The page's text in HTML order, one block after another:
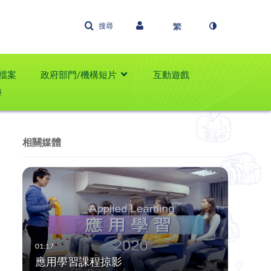
搜尋
案 政府部門/機構短片
互動遊戲
相關媒體
應用學習課程掠影